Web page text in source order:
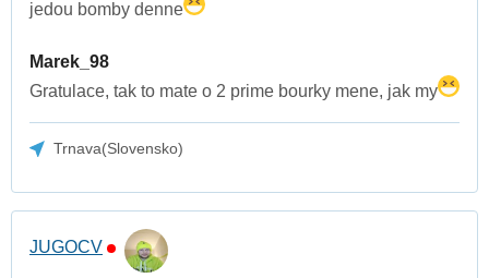
jedou bomby denne
Marek_98
Gratulace, tak to mate o 2 prime bourky mene, jak my
Trnava(Slovensko)
JUGOCV